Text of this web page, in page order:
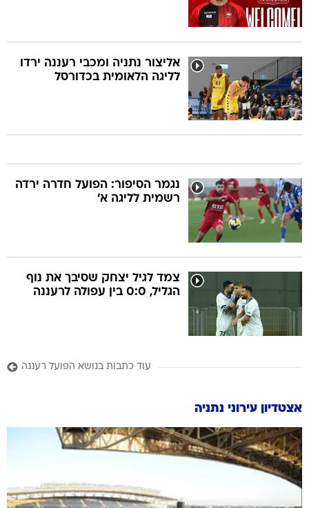
אליצור נתניה ומכבי רעננה ירדו
לליגה הלאומית בכדורסל
נגמר הסיפור: הפועל חדרה ירדה
רשמית לליגה א'
צמד לגיל יצחק שסיבך את נוף
הגליל, 0:0 בין עפולה לרעננה
עוד כתבות בנושא הפועל רעננה
אצטדיון עירוני נתניה